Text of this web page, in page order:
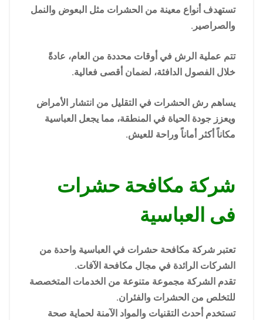
تستهدف أنواع معينة من الحشرات مثل البعوض والنمل
والصراصير.
تتم عملية الرش في أوقات محددة من العام، عادةً
خلال الفصول الدافئة، لضمان أقصى فعالية.
يساهم رش الحشرات في التقليل من انتشار الأمراض
ويعزز جودة الحياة في المنطقة، مما يجعل العباسية
مكاناً أكثر أماناً وراحة للعيش.
شركة مكافحة حشرات
فى العباسية
تعتبر شركة مكافحة حشرات في العباسية واحدة من
الشركات الرائدة في مجال مكافحة الآفات.
تقدم الشركة مجموعة متنوعة من الخدمات المتخصصة
للتخلص من الحشرات والفئران.
تستخدم أحدث التقنيات والمواد الآمنة لحماية صحة